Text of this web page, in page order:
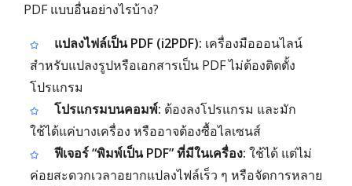
PDF แบบอื่นอย่างไรบ้าง?
แปลงไฟล์เป็น PDF (i2PDF): เครื่องมือออนไลน์
สำหรับแปลงรูปหรือเอกสารเป็น PDF ไม่ต้องติดตั้ง
โปรแกรม
โปรแกรมบนคอมพ์: ต้องลงโปรแกรม และมัก
ใช้ได้แค่บางเครื่อง หรืออาจต้องซื้อไลเซนส์
ฟีเจอร์ “พิมพ์เป็น PDF” ที่มีในเครื่อง: ใช้ได้ แต่ไม่
ค่อยสะดวกเวลาอยากแปลงไฟล์เร็ว ๆ หรือจัดการหลาย